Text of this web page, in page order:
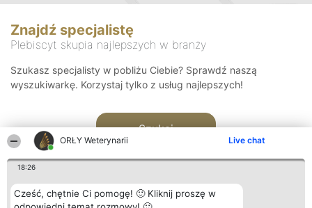
ORŁY Weterynarii Live chat
18:26
Cześć, chętnie Ci pomogę! 🙂 Kliknij proszę w
Znajdź specjalistę
Plebiscyt skupia najlepszych w branży
Szukasz specjalisty w pobliżu Ciebie? Sprawdź naszą
wyszukiwarkę. Korzystaj tylko z usług najlepszych!
Szukaj